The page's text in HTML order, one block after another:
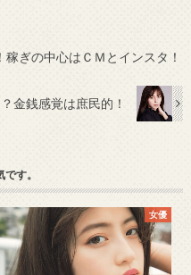
ぎの中心はＣＭとインスタ！
金銭感覚は庶民的！
す。
女優